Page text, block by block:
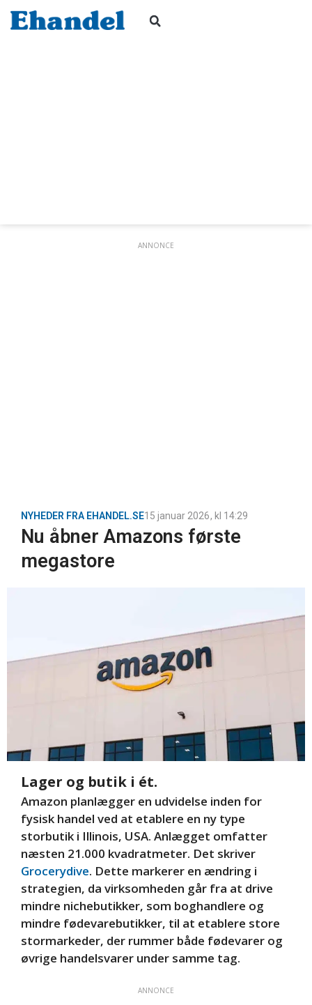
ANNONCE
NYHEDER FRA EHANDEL.SE15 januar 2026, kl 14:29
Nu åbner Amazons første
megastore
Lager og butik i ét.
Amazon planlægger en udvidelse inden for
fysisk handel ved at etablere en ny type
storbutik i Illinois, USA. Anlægget omfatter
næsten 21.000 kvadratmeter. Det skriver
Grocerydive. Dette markerer en ændring i
strategien, da virksomheden går fra at drive
mindre nichebutikker, som boghandlere og
mindre fødevarebutikker, til at etablere store
stormarkeder, der rummer både fødevarer og
øvrige handelsvarer under samme tag.
ANNONCE